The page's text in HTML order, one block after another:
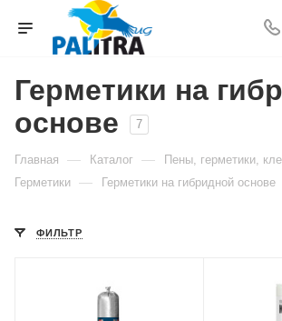
Герметики на
основе
7
Главная — Каталог — Пены, герметики,
Герметики — Герметики на гибридной основе
ФИЛЬТР